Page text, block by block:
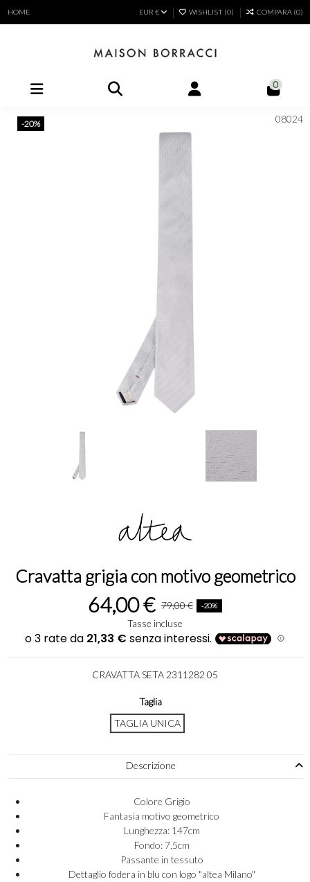
HOME EUR € WISHLIST (0) COMPARA (0)
0
-20% 08024
Cravatta grigia con motivo geometrico
64,00 € 79,00 € -20%
Tasse incluse
CRAVATTA SETA 2311282 05
Taglia
TAGLIA UNICA
Descrizione
Colore Grigio
Fantasia motivo geometrico
Lunghezza: 147cm
Fondo: 7,5cm
Passante in tessuto
Dettaglio fodera in blu con logo "altea Milano"